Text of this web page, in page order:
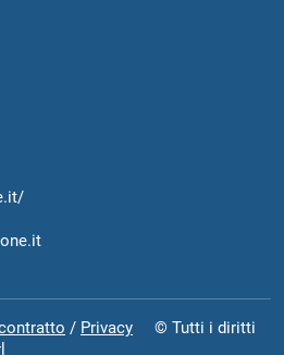
/ Privacy © Tutti i diritti